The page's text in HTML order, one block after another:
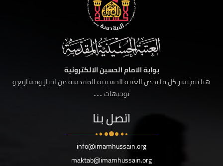
بوابة الامام الحسين الالكترونية
هنا يتم نشر كل ما يخص العتبة الحسينية المقدسة من اخبار ومشاريع و
توجيهات ......
اتصل بنا
info@imamhussain.org
maktab@imamhussain.org